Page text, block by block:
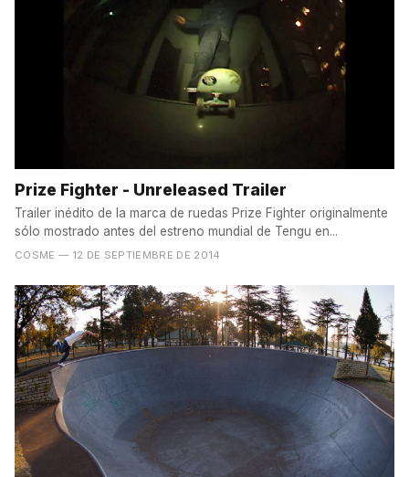
Prize Fighter - Unreleased Trailer
Trailer inédito de la marca de ruedas Prize Fighter originalmente
sólo mostrado antes del estreno mundial de Tengu en...
COSME — 12 DE SEPTIEMBRE DE 2014